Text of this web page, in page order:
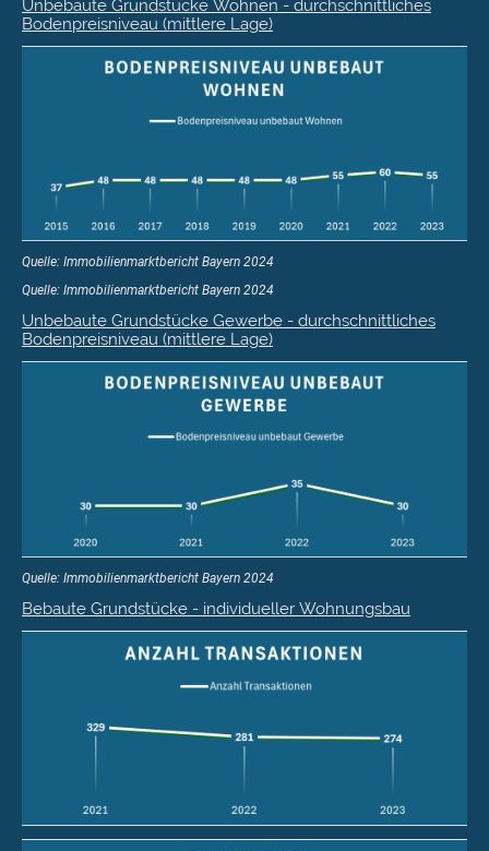
Unbebaute Grundstücke Wohnen - durchschnittliches
Bodenpreisniveau (mittlere Lage)
Quelle: Immobilienmarktbericht Bayern 2024
Quelle: Immobilienmarktbericht Bayern 2024
Unbebaute Grundstücke Gewerbe - durchschnittliches
Bodenpreisniveau (mittlere Lage)
Quelle: Immobilienmarktbericht Bayern 2024
Bebaute Grundstücke - individueller Wohnungsbau